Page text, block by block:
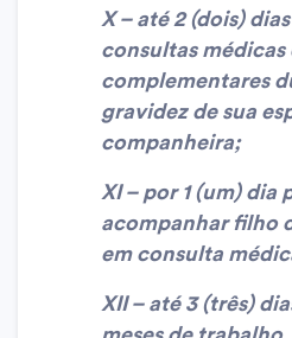
X – até 2 (dois)
consultas médicas
complementares
gravidez de sua
companheira;
XI – por 1 (um) dia
acompanhar filho
em consulta
XII – até 3 (três)